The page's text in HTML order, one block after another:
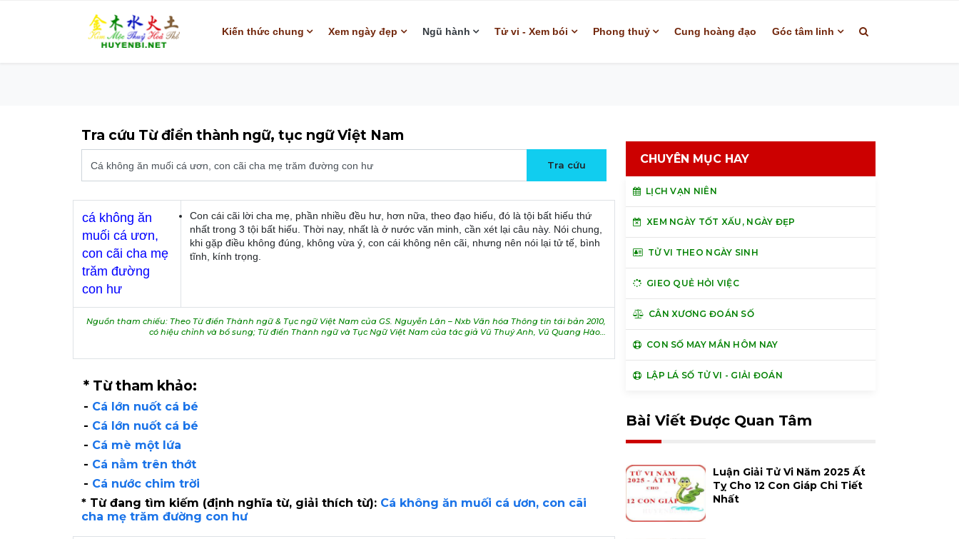
Kiến thức chung Xem ngày đẹp Ngũ hành Tử vi - Xem bói Phong thuỷ Cung hoàng đạo Góc tâm linh
Tra cứu Từ điển thành ngữ, tục ngữ Việt Nam
cá không ăn
muối cá ươn,
con cãi cha mẹ
trăm đường
con hư
Con cái cãi lời cha mẹ, phần nhiều đều hư, hơn nữa, theo đạo hiếu, đó là tội bất hiếu thứ
nhất trong 3 tội bất hiếu. Thời nay, nhất là ở nước văn minh, cần xét lại câu này. Nói chung,
khi gặp điều không đúng, không vừa ý, con cái không nên cãi, nhưng nên nói lại tử tế, bình
tĩnh, kính trọng.
Nguồn tham chiếu: Theo Từ điển Thành ngữ & Tục ngữ Việt Nam của GS. Nguyễn Lân – Nxb Văn hóa Thông tin tái bản 2010,
có hiệu chỉnh và bổ sung; Từ điển Thành ngữ và Tục Ngữ Việt Nam của tác giả Vũ Thuý Anh, Vũ Quang Hào…
* Từ tham khảo:
- Cá lớn nuốt cá bé
- Cá lớn nuốt cá bé
- Cá mè một lứa
- Cá nằm trên thớt
- Cá nước chim trời
* Từ đang tìm kiếm (định nghĩa từ, giải thích từ): Cá không ăn muối cá ươn, con cãi
cha mẹ trăm đường con hư
CHUYÊN MỤC HAY
LỊCH VẠN NIÊN
XEM NGÀY TỐT XẤU, NGÀY ĐẸP
TỬ VI THEO NGÀY SINH
GIEO QUẺ HỎI VIỆC
CÂN XƯƠNG ĐOÁN SỐ
CON SỐ MAY MẮN HÔM NAY
LẬP LÁ SỐ TỬ VI - GIẢI ĐOÁN
Bài Viết Được Quan Tâm
Luận Giải Tử Vi Năm 2025 Ất
Tỵ Cho 12 Con Giáp Chi Tiết
Nhất